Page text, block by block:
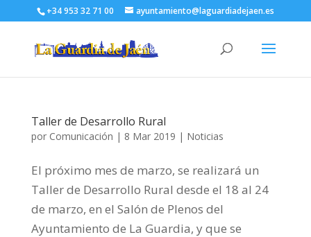
+34 953 32 71 00 ayuntamiento@laguardiadejaen.es
Taller de Desarrollo Rural
por Comunicación | 8 Mar 2019 | Noticias
El próximo mes de marzo, se realizará un
Taller de Desarrollo Rural desde el 18 al 24
de marzo, en el Salón de Plenos del
Ayuntamiento de La Guardia, y que se